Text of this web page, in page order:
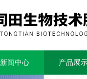
新闻中心 产品展